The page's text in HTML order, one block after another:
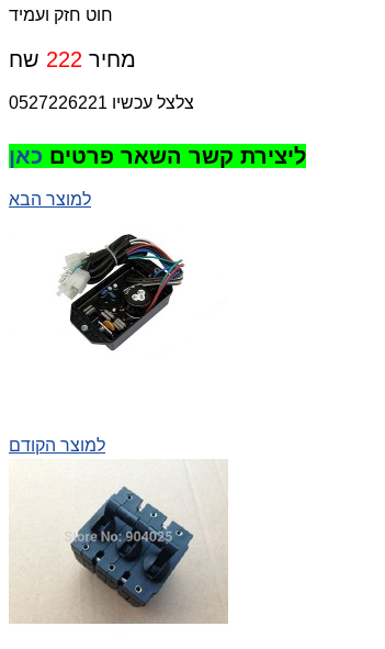
חוט חזק ועמיד
מחיר 222
ליצירת קשר השאר פרטים כאן
למוצר הבא
למוצר הקודם